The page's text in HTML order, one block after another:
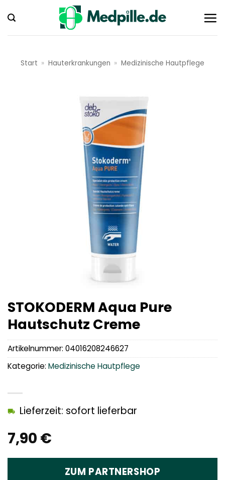
Inhalt
springen
Start » Hauterkrankungen » Medizinische Hautpflege
STOKODERM Aqua Pure
Hautschutz Creme
7,90 €
Lieferzeit: sofort lieferbar
ZUM PARTNERSHOP
Artikelnummer: 04016208246627
Kategorie: Medizinische Hautpflege